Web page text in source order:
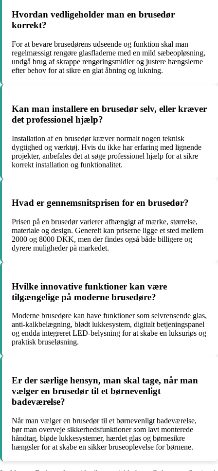
Hvordan vedligeholder man en brusedør
korrekt?
For at bevare brusedørens udseende og funktion skal man
regelmæssigt rengøre glasfladerne med en mild sæbeopløsning,
undgå brug af skrappe rengøringsmidler og justere hængslerne
efter behov for at sikre en glat åbning og lukning.
Kan man installere en brusedør selv, eller kræver
det professionel hjælp?
Installation af en brusedør kræver normalt nogen teknisk
dygtighed og værktøj. Hvis du ikke har erfaring med lignende
projekter, anbefales det at søge professionel hjælp for at sikre
korrekt installation og funktionalitet.
Hvad er gennemsnitsprisen for en brusedør?
Prisen på en brusedør varierer afhængigt af mærke, størrelse,
materiale og design. Generelt kan priserne ligge et sted mellem
2000 og 8000 DKK, men der findes også både billigere og
dyrere muligheder på markedet.
Hvilke innovative funktioner kan være
tilgængelige på moderne brusedøre?
Moderne brusedøre kan have funktioner som selvrensende glas,
anti-kalkbelægning, blødt lukkesystem, digitalt betjeningspanel
og endda integreret LED-belysning for at skabe en luksuriøs og
praktisk bruseløsning.
Er der særlige hensyn, man skal tage, når man
vælger en brusedør til et børnevenligt
badeværelse?
Når man vælger en brusedør til et børnevenligt badeværelse,
bør man overveje sikkerhedsfunktioner som lavt monterede
håndtag, bløde lukkesystemer, hærdet glas og børnesikre
hængsler for at skabe en sikker bruseoplevelse for børnene.